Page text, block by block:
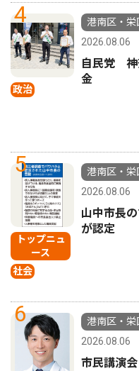
4
政治
港南区・栄
2026.08.06
自民党 神
金
5
トップニュ
ース
社会
港南区・栄
2026.08.06
山中市長
が認定
6
港南区・栄
2026.08.06
市民講演